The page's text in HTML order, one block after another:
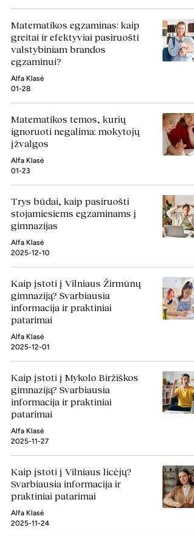
Matematikos egzaminas: kaip
greitai ir efektyviai pasiruošti
valstybiniam brandos
egzaminui?
Alfa Klasė
01-28
Matematikos temos, kurių
ignoruoti negalima: mokytojų
įžvalgos
Alfa Klasė
01-23
Trys būdai, kaip pasiruošti
stojamiesiems egzaminams į
gimnazijas
Alfa Klasė
2025-12-10
Kaip įstoti į Vilniaus Žirmūnų
gimnaziją? Svarbiausia
informacija ir praktiniai
patarimai
Alfa Klasė
2025-12-01
Kaip įstoti į Mykolo Biržiškos
gimnaziją? Svarbiausia
informacija ir praktiniai
patarimai
Alfa Klasė
2025-11-27
Kaip įstoti į Vilniaus licėjų?
Svarbiausia informacija ir
praktiniai patarimai
Alfa Klasė
2025-11-24